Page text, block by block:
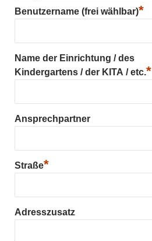
Benutzername (frei wählbar)*
Name der Einrichtung / des
Kindergartens / der KITA / etc.*
Ansprechpartner
Straße*
Adresszusatz